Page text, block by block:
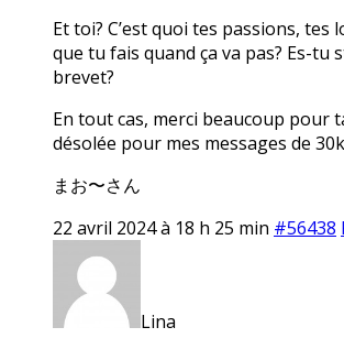
Et toi? C’est quoi tes passions, tes
que tu fais quand ça va pas? Es-tu
brevet?
En tout cas, merci beaucoup pour
désolée pour mes messages de
まお〜さん
22 avril 2024 à 18 h 25 min #56438
Lina